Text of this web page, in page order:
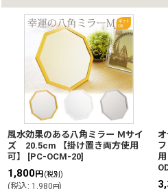
風水効果のある八角ミラー Ｍサイ
ズ 20.5cm 【掛け置き両方使用
可】
[PC-OCM-20]
1,800円 (税別)
(税込: 1,980円)